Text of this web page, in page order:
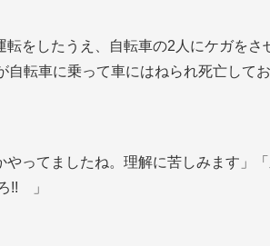
をしたうえ、自転車の2人にケガをさ
転車に乗って車にはねられ死亡して
ってましたね。理解に苦しみます」
!! 」